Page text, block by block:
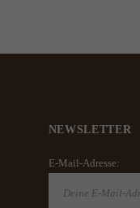
NEWSLETTER
E-Mail-Adresse: